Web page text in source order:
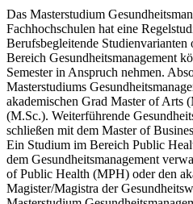
Das Masterstudium
Fachhochschulen hat eine
Berufsbegleitende Studienvarianten
Bereich Gesundheitsmanagement
Semester in Anspruch nehmen.
Masterstudiums
akademischen Grad Master of Arts
(M.Sc.). Weiterführende
schließen mit dem Master of
Ein Studium im Bereich Public
dem Gesundheitsmanagement
of Public Health (MPH) oder den
Magister/Magistra der